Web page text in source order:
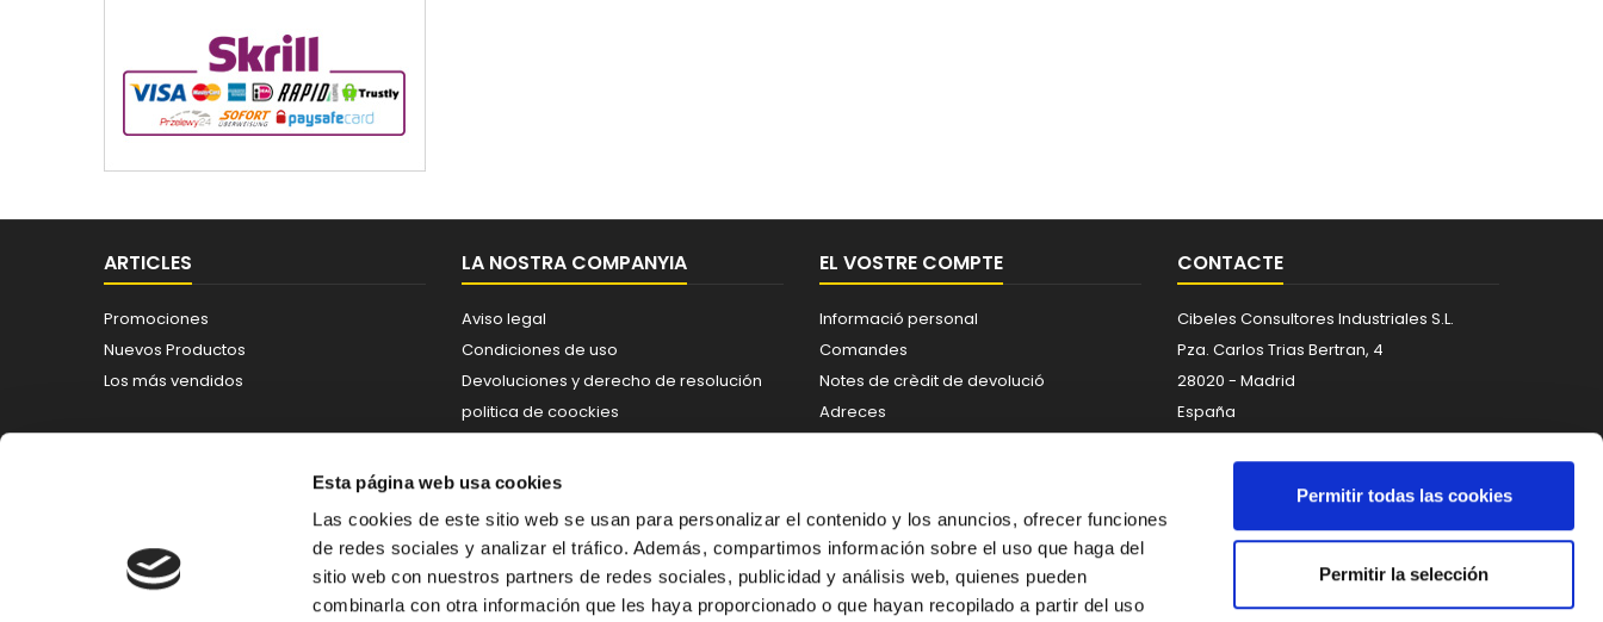
Esta página web usa cookies
Las cookies de este sitio web se usan para personalizar el contenido y los anuncios, ofrecer funciones
de redes sociales y analizar el tráfico. Además, compartimos información sobre el uso que haga del
sitio web con nuestros partners de redes sociales, publicidad y análisis web, quienes pueden
combinarla con otra información que les haya proporcionado o que hayan recopilado a partir del uso
Permitir todas las cookies
Permitir la selección
ARTICLES
Promociones
Nuevos Productos
Los más vendidos
LA NOSTRA COMPANYIA
Aviso legal
Condiciones de uso
Devoluciones y derecho de resolución
politica de coockies
Contáctenos
EL VOSTRE COMPTE
Informació personal
Comandes
Notes de crèdit de devolució
Adreces
CONTACTE
Cibeles Consultores Industriales S.L.
Pza. Carlos Trias Bertran, 4
28020 - Madrid
España
BUTLLETÍ DE NOTÍCIES (NEWSLETTER)